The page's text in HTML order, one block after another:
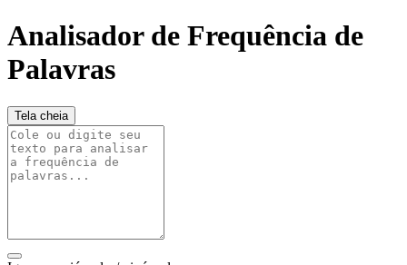
Analisador de Frequência de
Palavras
Tela cheia